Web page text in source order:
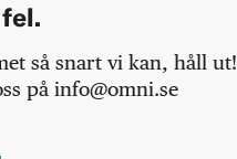
så snart vi kan, håll ut!
på info@omni.se